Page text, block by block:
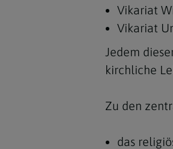
Vikariat
Vikariat
Jedem
kirchliche
Zu den
das